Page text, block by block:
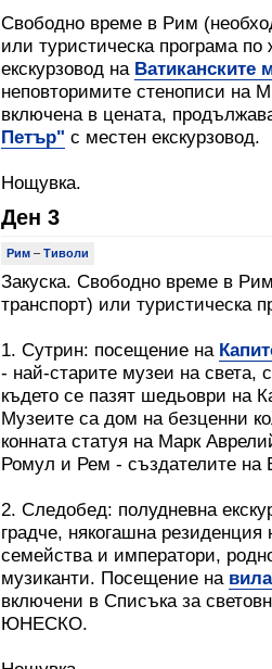
Свободно време в Рим
или туристическа програма
екскурзовод на Ватиканските
неповторимите стенописи на
включена в цената,
Петър" с местен екскурзовод.
Нощувка.
Ден 3
Рим – Тиволи
Закуска. Свободно време в
транспорт) или туристическа
1. Сутрин: посещение на
- най-старите музеи на света,
където се пазят шедьоври на
Музеите са дом на безценни
конната статуя на Марк
Ромул и Рем - създателите на
2. Следобед: полудневна
градче, някогашна
семейства и императори,
музиканти. Посещение на
включени в Списъка за
ЮНЕСКО.